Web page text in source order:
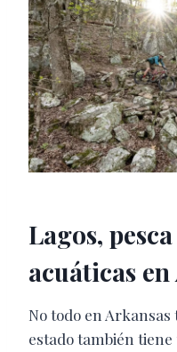
Lagos,
acuáticas
No todo en
estado también